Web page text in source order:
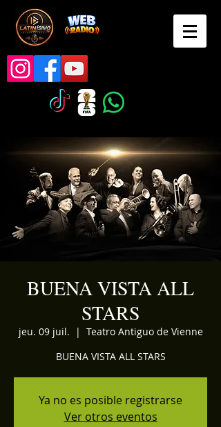
BUENA VISTA ALL
STARS
jeu. 09 juil.
  |
Teatro Antiguo de Vienne
BUENA VISTA ALL STARS
Ya no es posible registrarse
Ver otros eventos